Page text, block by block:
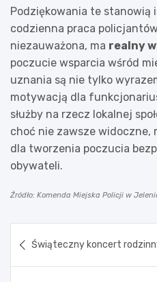
Podziękowania te stanowią
codzienna praca
niezauważona, ma realny
poczucie wsparcia wśród
uznania są nie tylko
motywacją dla
służby na rzecz lokalnej
choć nie zawsze widoczne,
dla tworzenia poczucia
obywateli.
Źródło: Komenda Miejska Policji w
wpisu
Świąteczny koncert